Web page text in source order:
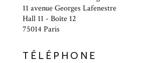
11 avenue Georges Lafenestre
Hall 11 - Boîte 12
75014 Paris
TÉLÉPHONE